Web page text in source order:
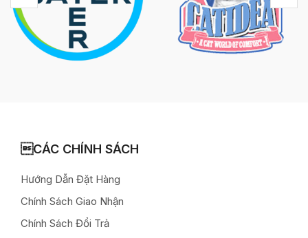
CÁC CHÍNH SÁCH
Hướng Dẫn Đặt Hàng
Chính Sách Giao Nhận
Chính Sách Đổi Trả